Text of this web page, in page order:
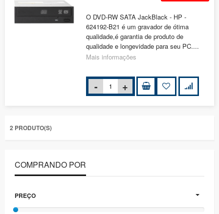
O DVD-RW SATA JackBlack - HP -
624192-B21 é um gravador de ótima
qualidade,é garantia de produto de
qualidade e longevidade para seu PC....
Mais informações
2 PRODUTO(S)
COMPRANDO POR
PREÇO